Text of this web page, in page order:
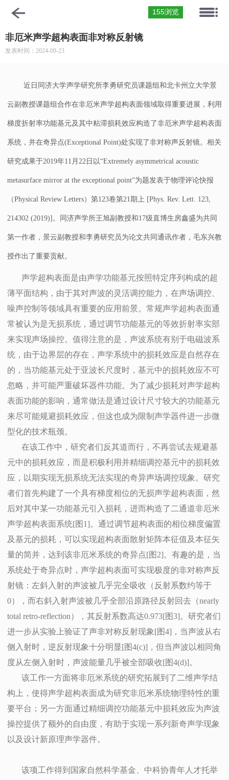
155浏览
非厄米声学超构表面非对称反射镜
发表时间：2024-09-23
近日同济大学声学研究所李勇研究员课题组和北卡州立大学景
云副教授课题组合作在非厄米声学超构表面领域取得重要进展，利用
梯度折射率功能基元及其中粘滞损耗效应构造了非厄米声学超构表面
系统，并在奇异点(Exceptional Point)处实现了非对称声反射镜。相关
研究成果于2019年11月22日以“Extremely asymmetrical acoustic
metasurface mirror at the exceptional point”为题发表于物理评论快报
（Physical Review Letters）第123卷第21期上 [Phys. Rev. Lett. 123,
214302 (2019)]。同济声学所王旭副教授和17级直博生房鑫盛为共同
第一作者，景云副教授和李勇研究员为论文共同通讯作者，毛东兴教
授作出了重要贡献。
声学超构表面是由声学功能基元按照特定序列构成的超
薄平面结构，由于其对声波的灵活调控能力，在声场调控、
噪声控制等领域具有重要的应用前景。常规声学超构表面通
常被认为是无损系统，通过调节功能基元的等效折射率实部
来实现声场操控。值得注意的是，声波系统有别于电磁波系
统，由于边界层的存在，声学系统中的损耗效应是自然存在
的，当功能基元处于亚波长尺度时，基元中的损耗效应不可
忽略，并可能严重破坏器件功能。为了减少损耗对声学超构
表面功能的影响，通常做法是通过设计尺寸较大的功能基元
来尽可能规避损耗效应，但这也成为限制声学器件进一步微
型化的技术瓶颈。
在该工作中，研究者们反其道而行，不再尝试去规避基
元中的损耗效应，而是积极利用并精细调控基元中的损耗效
应，以期实现无损系统无法实现的奇异声场调控现象。研究
者们首先构建了一个具有梯度相位的无损声学超构表面，然
后对其中某一功能基元引入损耗，进而构造了二通道非厄米
声学超构表面系统[图1]。通过调节超构表面的相位梯度偏置
及基元的损耗，可以实现超构表面散射矩阵本征值及本征矢
量的简并，达到该非厄米系统的奇异点[图2]。有趣的是，当
系统处于奇异点时，声学超构表面可实现极度的非对称声反
射镜：左斜入射的声波被几乎完全吸收（反射系数约等于
0），而右斜入射声波被几乎全部沿原路径反射回去（nearly
total retro-reflection），其反射系数高达0.973[图3]。研究者们
进一步从实验上验证了声非对称反射现象[图4]，当声波从右
侧入射时，逆反射现象十分明显[图4(c)]，但当声波以相同角
度从左侧入射时，声波能量几乎被全部吸收[图4(d)]。
该工作一方面将非厄米系统的研究拓展到了二维声学结
构上，使得声学超构表面成为研究非厄米系统物理特性的重
要平台；另一方面通过精细调控功能基元中损耗效应为声波
操控提供了额外的自由度，有助于实现一系列新奇声学现象
以及设计新原理声学器件。
该项工作得到国家自然科学基金、中科协青年人才托举